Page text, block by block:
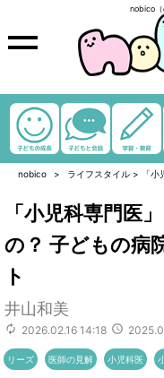
nobico（
nobico ライフスタイル > 「
「小児科専門医
の？ 子どもの病
ト
井山和美
2026.02.16 14:18
リーズ 医師の見解 小児科医